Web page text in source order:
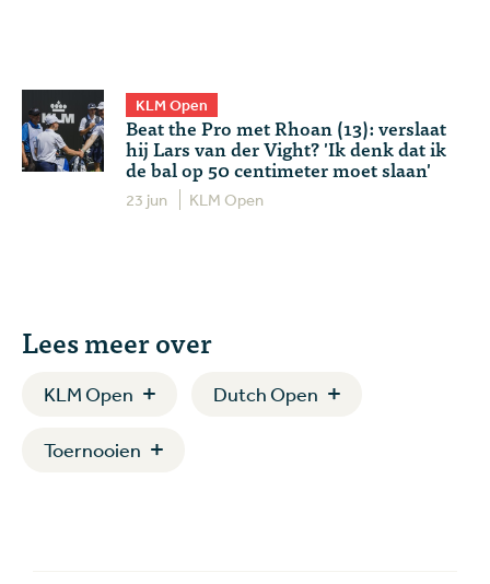
KLM Open
Beat the Pro met Rhoan (13): verslaat
hij Lars van der Vight? 'Ik denk dat ik
de bal op 50 centimeter moet slaan'
23 jun KLM Open
Lees meer over
KLM Open Dutch Open
Toernooien